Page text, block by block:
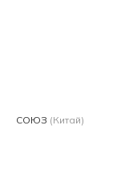
СОЮЗ (Китай)